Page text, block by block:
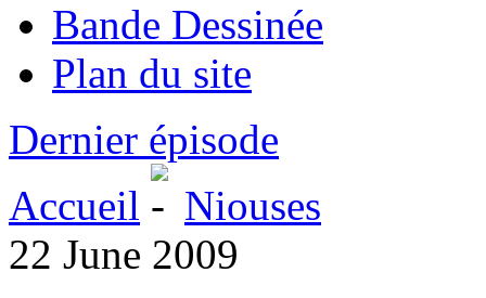
Bande Dessinée
Plan du site
Dernier épisode
Accueil
Niouses
22 June 2009